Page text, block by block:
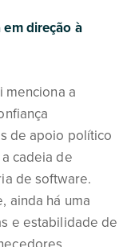
direção à
a
de apoio político
cadeia de
de software.
ainda há uma
e estabilidade de